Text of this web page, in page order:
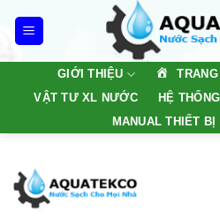
GIỚI THIỆU
VẬT TƯ XL NƯỚC
HỆ THỐNG
MANUAL THIẾT BỊ